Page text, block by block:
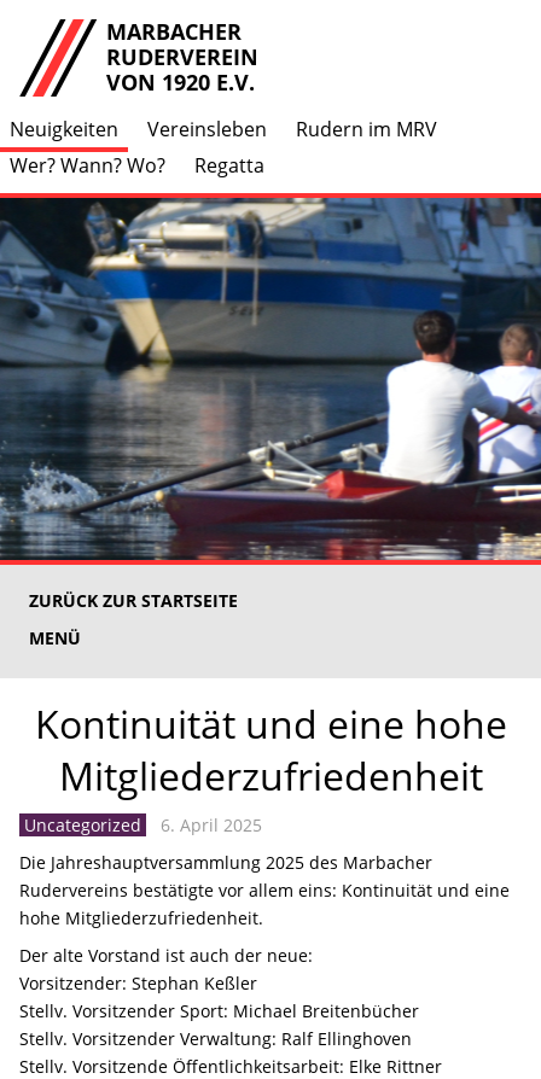
MARBACHER
RUDERVEREIN
VON 1920 E.V.
Neuigkeiten Vereinsleben
Rudern im MRV
Wer? Wann? Wo?
Regatta
ZURÜCK ZUR STARTSEITE
MENÜ
Kontinuität und eine hohe
Mitgliederzufriedenheit
Uncategorized
6. April 2025
Die Jahreshauptversammlung 2025 des Marbacher
Rudervereins bestätigte vor allem eins: Kontinuität und eine
hohe Mitgliederzufriedenheit.
Der alte Vorstand ist auch der neue:
Vorsitzender: Stephan Keßler
Stellv. Vorsitzender Sport: Michael Breitenbücher
Stellv. Vorsitzender Verwaltung: Ralf Ellinghoven
Stellv. Vorsitzende Öffentlichkeitsarbeit: Elke Rittner